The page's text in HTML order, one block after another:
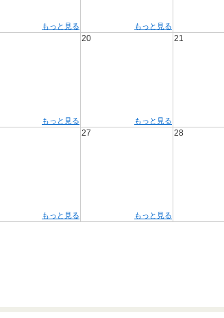
もっと見る もっと見る
もっと見る
20
もっと見る
21
もっと見る
27
もっと見る
28